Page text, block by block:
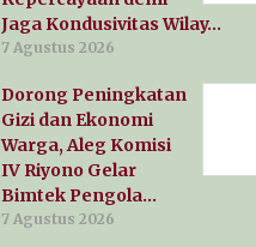
Jaga Kondusivitas Wilay…
7 Agustus 2026
Dorong Peningkatan
Gizi dan Ekonomi
Warga, Aleg Komisi
IV Riyono Gelar
Bimtek Pengola…
7 Agustus 2026